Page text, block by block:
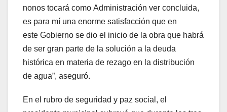
nonos tocará como Administración ver concluida,
es para mí una enorme satisfacción que en
este Gobierno se dio el inicio de la obra que habrá
de ser gran parte de la solución a la deuda
histórica en materia de rezago en la distribución
de agua”, aseguró.
En el rubro de seguridad y paz social, el